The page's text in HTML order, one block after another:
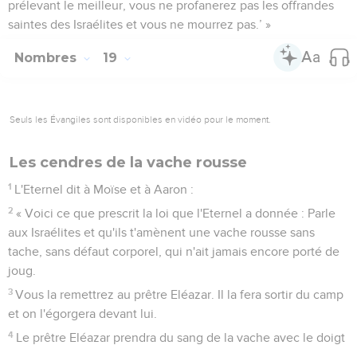
prélevant le meilleur, vous ne profanerez pas les offrandes
saintes des Israélites et vous ne mourrez pas.’ »
Nombres 19
Seuls les Évangiles sont disponibles en vidéo pour le moment.
Les cendres de la vache rousse
1 L'Eternel dit à Moïse et à Aaron :
2 « Voici ce que prescrit la loi que l'Eternel a donnée : Parle
aux Israélites et qu'ils t'amènent une vache rousse sans
tache, sans défaut corporel, qui n'ait jamais encore porté de
joug.
3 Vous la remettrez au prêtre Eléazar. Il la fera sortir du camp
et on l'égorgera devant lui.
4 Le prêtre Eléazar prendra du sang de la vache avec le doigt